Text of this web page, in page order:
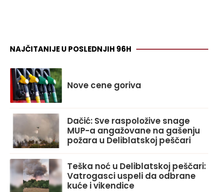
NAJČITANIJE U POSLEDNJIH 96H
Nove cene goriva
Dačić: Sve raspoložive snage
MUP-a angažovane na gašenju
požara u Deliblatskoj peščari
Teška noć u Deliblatskoj peščari:
Vatrogasci uspeli da odbrane
kuće i vikendice